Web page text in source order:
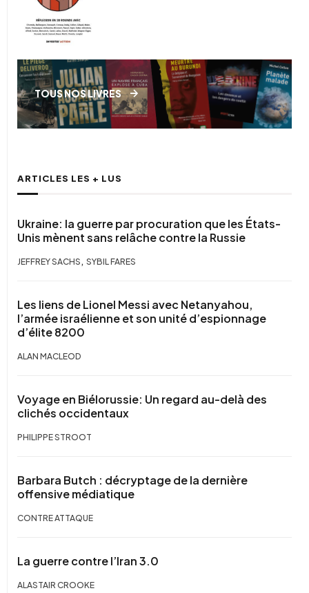
TOUS NOS LIVRES
ARTICLES LES + LUS
Ukraine: la guerre par procuration que les États-
Unis mènent sans relâche contre la Russie
JEFFREY SACHS , SYBIL FARES
Les liens de Lionel Messi avec Netanyahou,
l’armée israélienne et son unité d’espionnage
d’élite 8200
ALAN MACLEOD
Voyage en Biélorussie: Un regard au-delà des
clichés occidentaux
PHILIPPE STROOT
Barbara Butch : décryptage de la dernière
offensive médiatique
CONTRE ATTAQUE
La guerre contre l’Iran 3.0
ALASTAIR CROOKE